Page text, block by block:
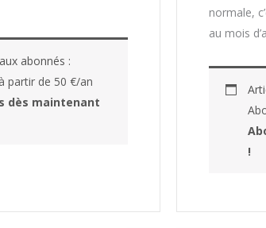
abonnés :
partir de 50 €/an
dès maintenant
normale,
au mois
!